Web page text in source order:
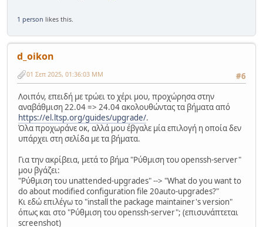
1 person likes this.
d_oikon
#6
01 Σεπ 2025, 01:36:03 ΜΜ
Λοιπόν, επειδή με τρώει το χέρι μου, προχώρησα στην
αναβάθμιση 22.04 => 24.04 ακολουθώντας τα βήματα από
https://el.ltsp.org/guides/upgrade/.
Όλα προχωράνε οκ, αλλά μου έβγαλε μία επιλογή η οποία δεν
υπάρχει στη σελίδα με τα βήματα.
Για την ακρίβεια, μετά το βήμα "Ρύθμιση του openssh-server"
μου βγάζει:
"Ρύθμιση του unattended-upgrades" --> "What do you want to
do about modified configuration file 20auto-upgrades?"
Κι εδώ επιλέγω το "install the package maintainer's version"
όπως και στο "Ρύθμιση του openssh-server"; (επισυνάπτεται
screenshot)